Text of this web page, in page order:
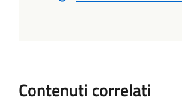
Contenuti correlati